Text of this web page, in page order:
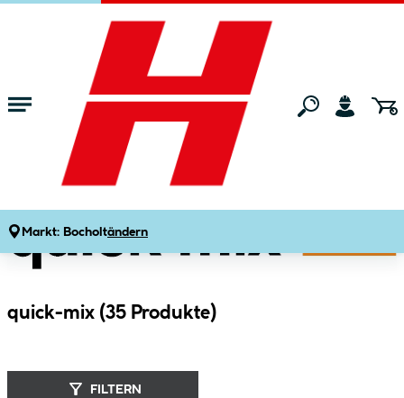
Zum Hauptinhalt springen
Markt: Bocholtändern
Marken quick-mix
quick-mix (35 Produkte)
FILTERN